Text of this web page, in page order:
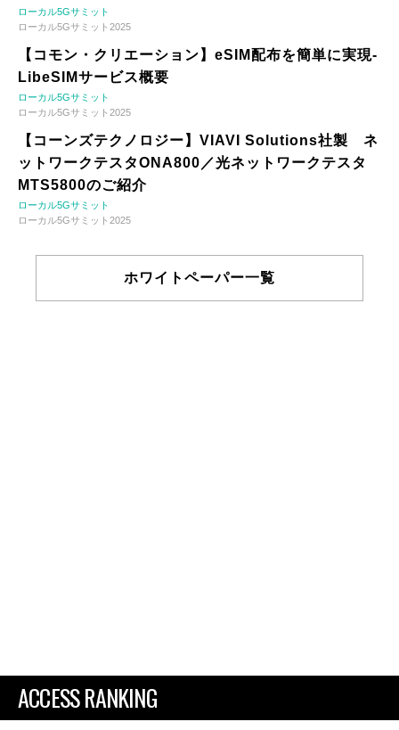
ローカル5Gサミット
ローカル5Gサミット2025
【コモン・クリエーション】eSIM配布を簡単に実現-
LibeSIMサービス概要
ローカル5Gサミット
ローカル5Gサミット2025
【コーンズテクノロジー】VIAVI Solutions社製 ネ
ットワークテスタONA800／光ネットワークテスタ
MTS5800のご紹介
ローカル5Gサミット
ローカル5Gサミット2025
ホワイトペーパー一覧
ACCESS RANKING